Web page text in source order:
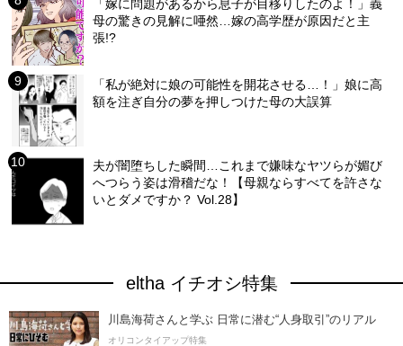
「嫁に問題があるから息子が目移りしたのよ！」義
母の驚きの見解に唖然…嫁の高学歴が原因だと主
張!?
「私が絶対に娘の可能性を開花させる…！」娘に高
額を注ぎ自分の夢を押しつけた母の大誤算
夫が闇堕ちした瞬間…これまで嫌味なヤツらが媚び
へつらう姿は滑稽だな！【母親ならすべてを許さな
いとダメですか？ Vol.28】
eltha イチオシ特集
川島海荷さんと学ぶ 日常に潜む“人身取引”のリアル
オリコンタイアップ特集